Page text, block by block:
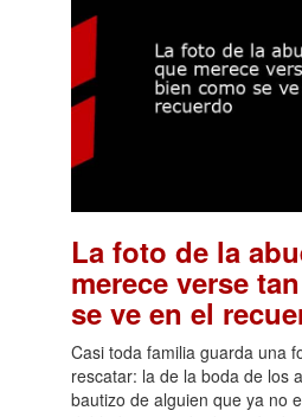
La foto de la
merece verse
se ve en el
Casi toda familia guarda una
rescatar: la de la boda de los
bautizo de alguien que ya no